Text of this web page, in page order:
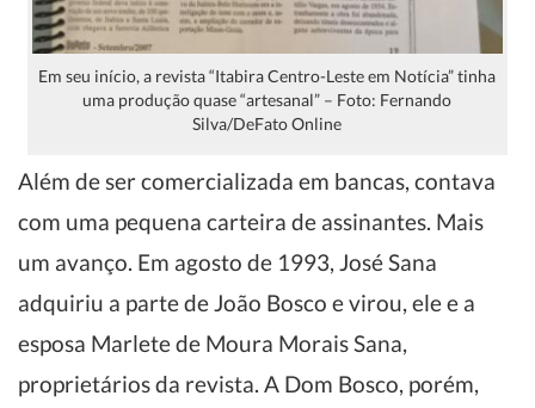
Em seu início, a revista “Itabira Centro-Leste em Notícia” tinha
uma produção quase “artesanal” – Foto: Fernando
Silva/DeFato Online
Além de ser comercializada em bancas, contava
com uma pequena carteira de assinantes. Mais
um avanço. Em agosto de 1993, José Sana
adquiriu a parte de João Bosco e virou, ele e a
esposa Marlete de Moura Morais Sana,
proprietários da revista. A Dom Bosco, porém,